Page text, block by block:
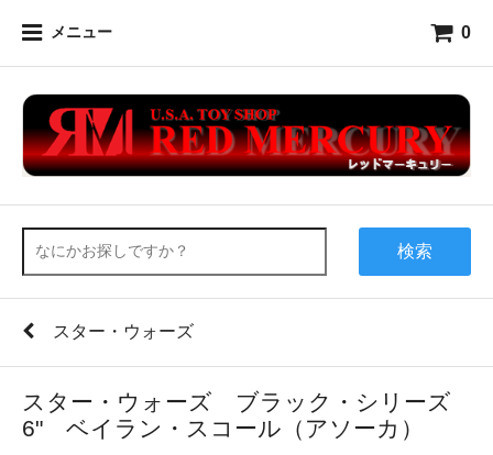
メニュー 0
検索
スター・ウォーズ
スター・ウォーズ ブラック・シリーズ
6" ベイラン・スコール（アソーカ）